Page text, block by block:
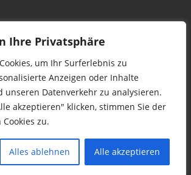
Ihre Privatsphäre
um Ihr Surferlebnis zu
Anzeigen oder Inhalte
unseren Datenverkehr zu analysieren.
akzeptieren" klicken, stimmen Sie der
zu.
Alles ablehnen Alle akzeptieren
by tierwork. All rights reserved.